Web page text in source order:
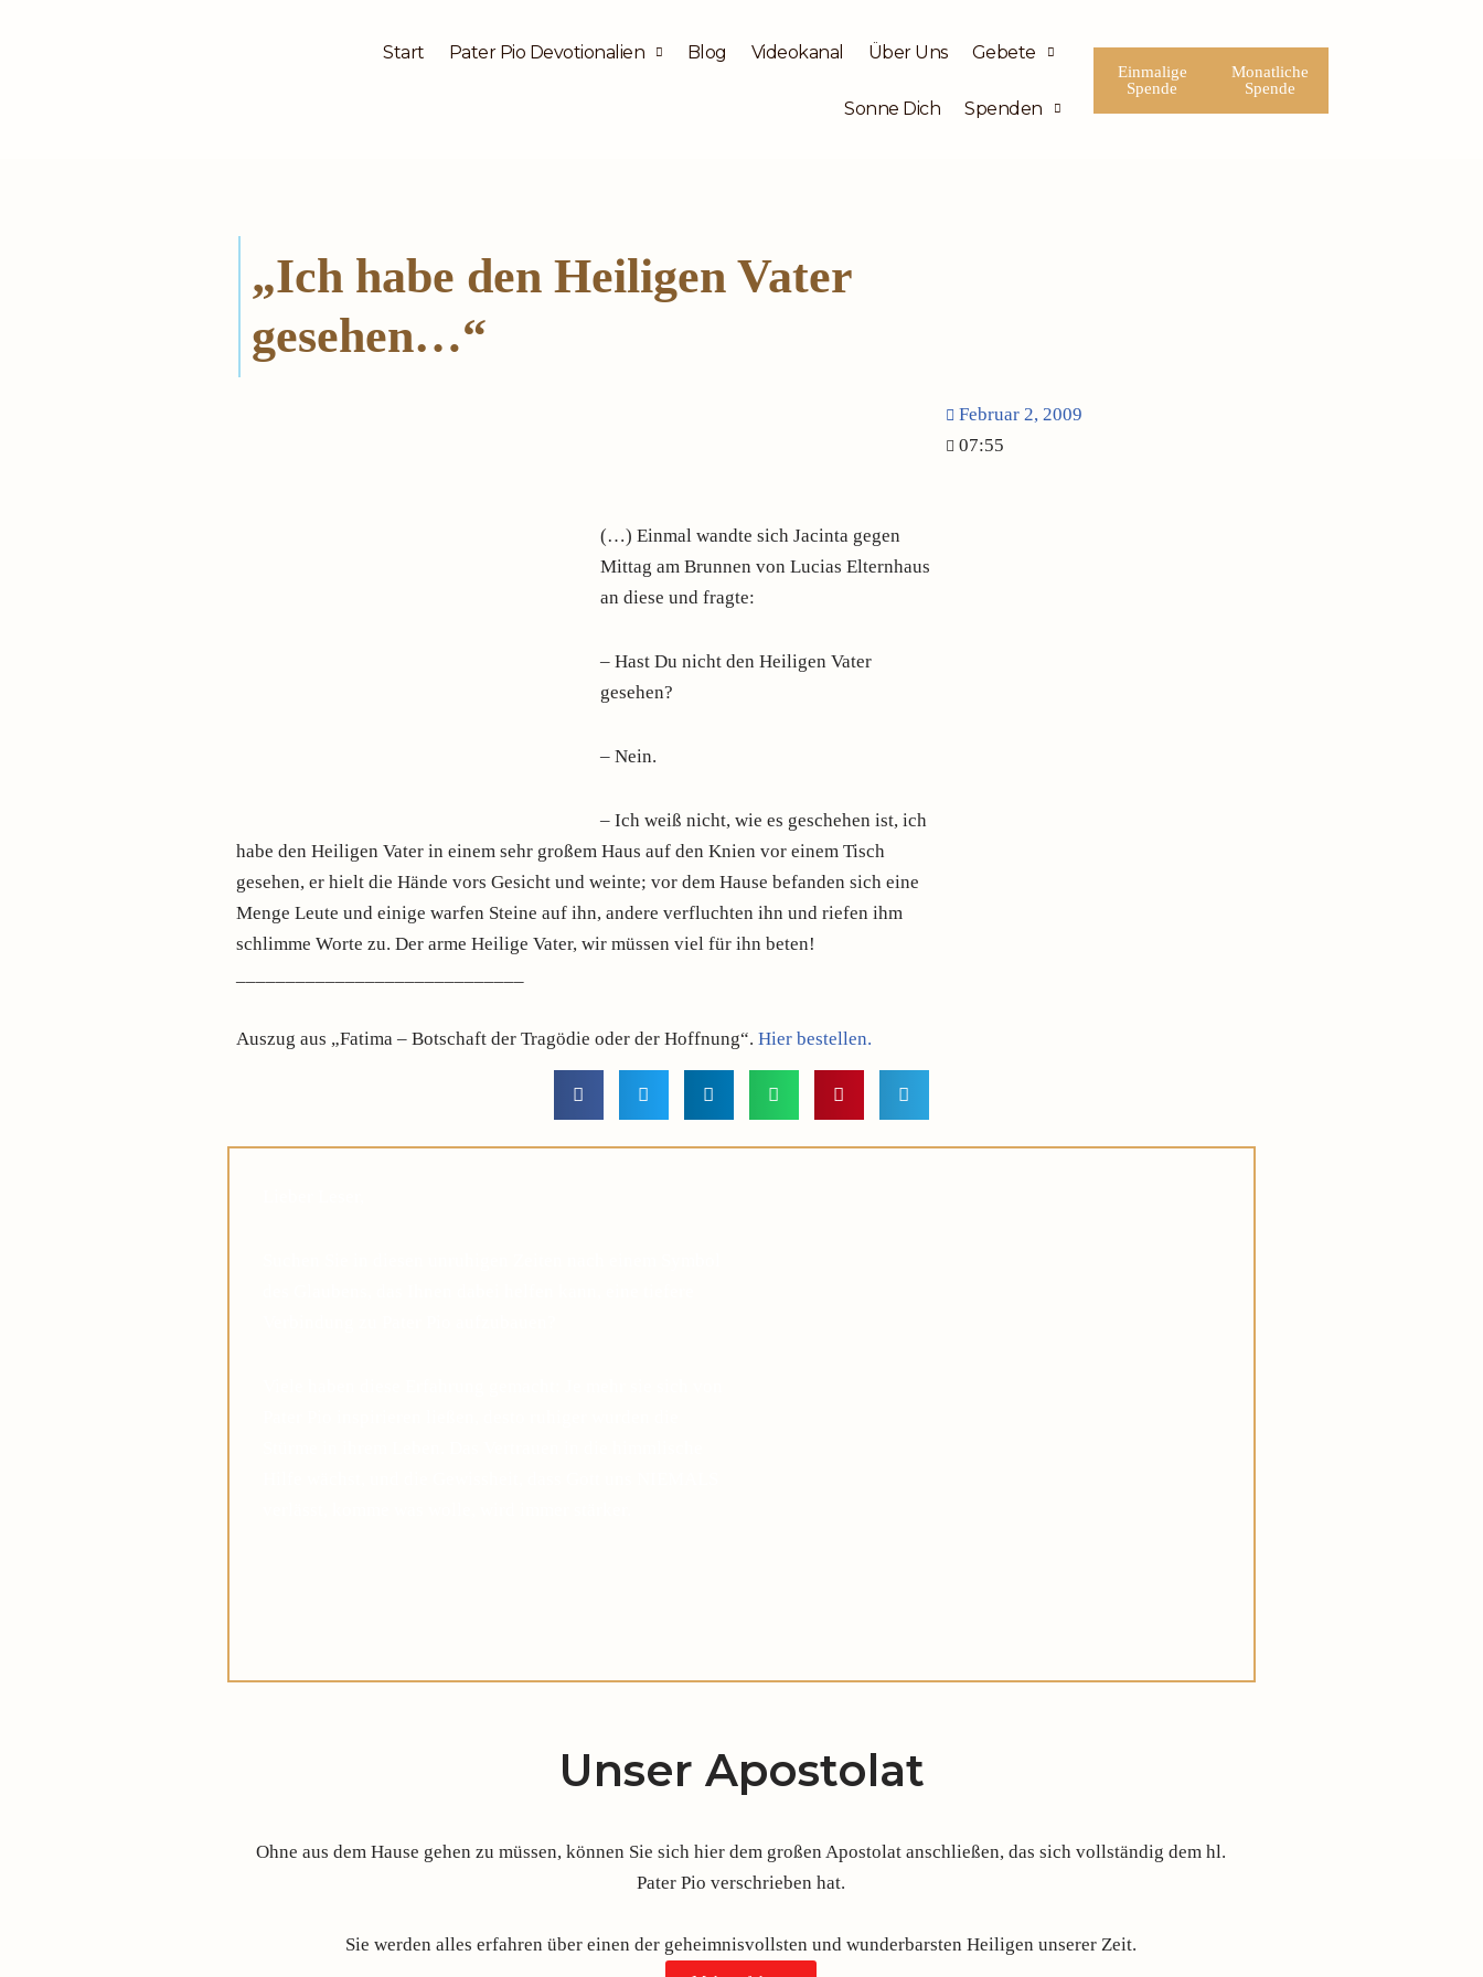
Start Pater Pio Devotionalien Blog Videokanal Über Uns Gebete
Sonne Dich Spenden
Einmalige
Spende
Monatliche
Spende
„Ich habe den Heiligen Vater
gesehen…“
Februar 2, 2009
07:55
(…) Einmal wandte sich Jacinta gegen
Mittag am Brunnen von Lucias Elternhaus
an diese und fragte:
– Hast Du nicht den Heiligen Vater
gesehen?
– Nein.
– Ich weiß nicht, wie es geschehen ist, ich
habe den Heiligen Vater in einem sehr großem Haus auf den Knien vor einem Tisch
gesehen, er hielt die Hände vors Gesicht und weinte; vor dem Hause befanden sich eine
Menge Leute und einige warfen Steine auf ihn, andere verfluchten ihn und riefen ihm
schlimme Worte zu. Der arme Heilige Vater, wir müssen viel für ihn beten!
Auszug aus „Fatima – Botschaft der Tragödie oder der Hoffnung“.Hier bestellen.
Unser Apostolat
Ohne aus dem Hause gehen zu müssen, können Sie sich hier dem großen Apostolat anschließen, das sich vollständig dem hl.
Pater Pio verschrieben hat.
Sie werden alles erfahren über einen der geheimnisvollsten und wunderbarsten Heiligen unserer Zeit.